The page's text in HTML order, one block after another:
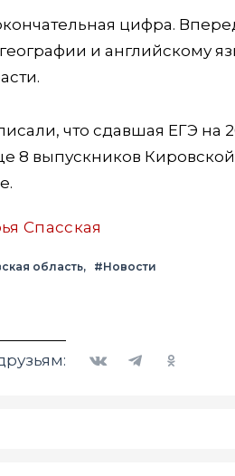
цифра.
и английскому
что сдавшая ЕГЭ на
8 выпускников Кировской
Спасская
область #Новости